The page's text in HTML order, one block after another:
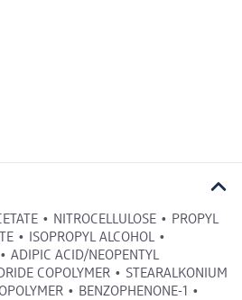
• NITROCELLULOSE • PROPYL
• ISOPROPYL ALCOHOL •
ADIPIC ACID/NEOPENTYL
COPOLYMER • STEARALKONIUM
• BENZOPHENONE-1 •